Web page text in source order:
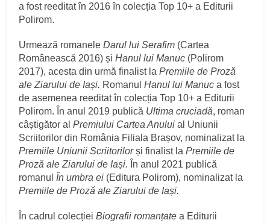
a fost reeditat în 2016 în colecția Top 10+ a Editurii
Polirom.
Urmează romaneleDarul lui Serafim (Cartea
Românească 2016) șiHanul lui Manuc (Polirom
2017), acesta din urmă finalist laPremiile de Proză
ale Ziarului de Iași. RomanulHanul lui Manuc a fost
de asemenea reeditat în colecția Top 10+ a Editurii
Polirom. În anul 2019 publică Ultima cruciadă, roman
câștigător alPremiului Cartea Anuluial Uniunii
Scriitorilor din România Filiala Brașov, nominalizat la
Premiile Uniunii Scriitorilorși finalist laPremiile de
Proză ale Ziarului de Iași. În anul 2021 publică
romanul În umbra ei (Editura Polirom), nominalizat la
Premiile de Proză ale Ziarului de Iași.
În cadrul colecțieiBiografii romanțate a Editurii